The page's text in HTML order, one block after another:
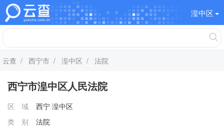
湟中区
云查 / 西宁市 / 湟中区 / 法院
西宁市湟中区人民法院
区 域 西宁 湟中区
类 别
法院